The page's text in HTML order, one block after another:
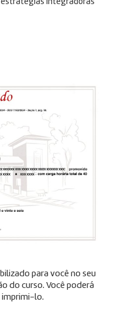
estratégias integradoras
para você no seu
do curso. Você poderá
imprimi-lo.